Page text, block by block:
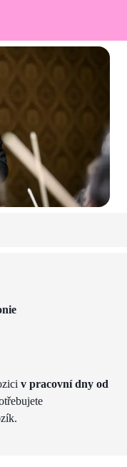
v pracovní dny od